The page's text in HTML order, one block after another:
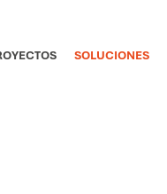
SOLUCIONES